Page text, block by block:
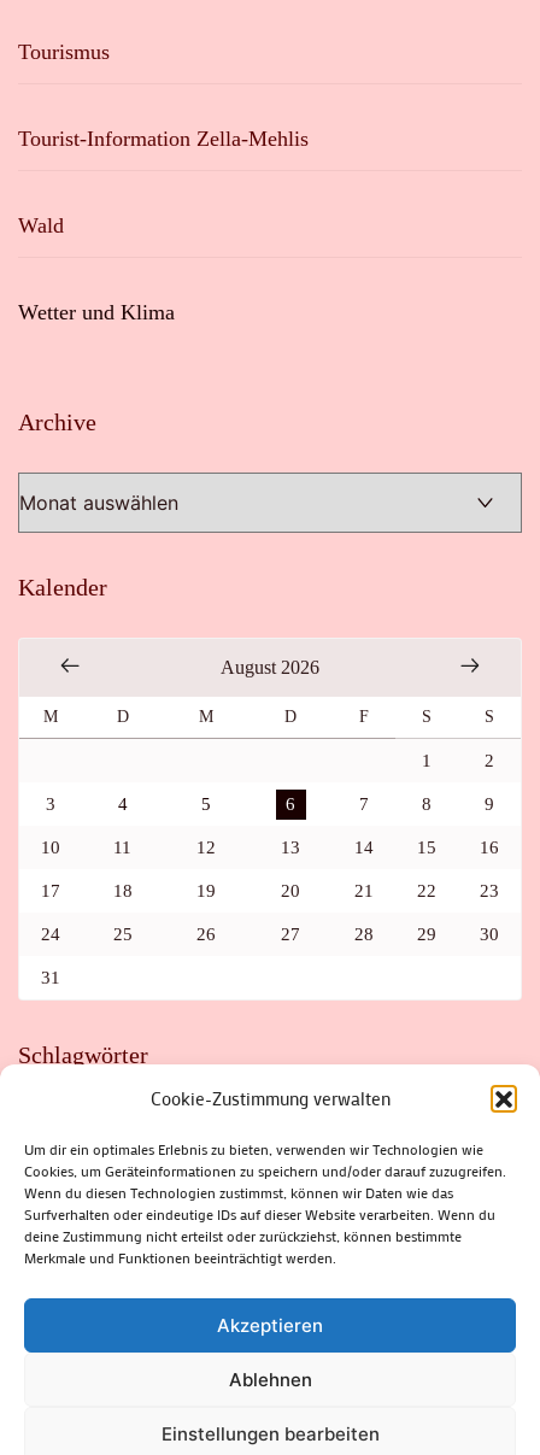
Cookie-Zustimmung verwalten
Um dir ein optimales Erlebnis zu bieten, verwenden wir Technologien wie
Cookies, um Geräteinformationen zu speichern und/oder darauf zuzugreifen.
Wenn du diesen Technologien zustimmst, können wir Daten wie das
Surfverhalten oder eindeutige IDs auf dieser Website verarbeiten. Wenn du
deine Zustimmung nicht erteilst oder zurückziehst, können bestimmte
Merkmale und Funktionen beeinträchtigt werden.
Akzeptieren
Ablehnen
Einstellungen bearbeiten
Tourismus
Tourist-Information Zella-Mehlis
Wald
Wetter und Klima
Archive
Kalender
August 2026
M D M D F S S
1 2
3 4 5 6 7 8 9
10 11 12 13 14 15 16
17 18 19 20 21 22 23
24 25 26 27 28 29 30
31
Schlagwörter
FAHRRAD
FLOHMARKT FOLK GEWINNSPIEL
HITZE
HITZEFALLE AUTO
IRISH DANCE JAZZ
KABARETT
KINDER
KIRMES KLASSIK
KLEINE SUHLER REIHE
KRIMI
KULTUR LESUNG LOTTO
MEININGEN
PARASITEN
PILZE SCHLEUSINGEN
SCHULWEG
SOMMERFERIEN
SPORT SRH
STADTFEST
STADTMARKETING
STRASSENSPERRUNG
SUHL
SUHLER FRÜHLING
SUHLER STADTMARKETING
THÜRINGER WALD
ZELLA-MEHLIS
(c) Rhön-Rennsteig-Verlag 2024. Alle Rechte vorbehalten.